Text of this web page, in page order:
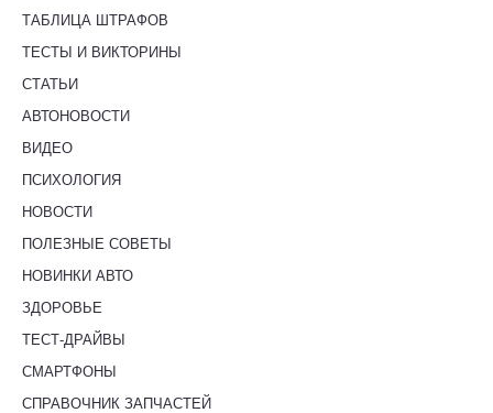
ТАБЛИЦА ШТРАФОВ
ТЕСТЫ И ВИКТОРИНЫ
СТАТЬИ
АВТОНОВОСТИ
ВИДЕО
ПСИХОЛОГИЯ
НОВОСТИ
ПОЛЕЗНЫЕ СОВЕТЫ
НОВИНКИ АВТО
ЗДОРОВЬЕ
ТЕСТ-ДРАЙВЫ
СМАРТФОНЫ
СПРАВОЧНИК ЗАПЧАСТЕЙ